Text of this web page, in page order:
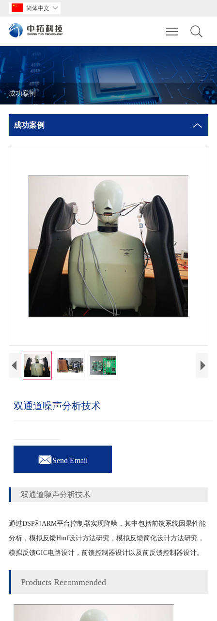
简体中文 
Toggle
成功案例
成功案例
双通道噪声分析技术
Send Email
双通道噪声分析技术
通过DSP和ARM平台控制器实现降噪，其中包括前馈系统因果性能
分析，模拟反馈Hinf设计方法研究，模拟反馈简化设计方法研究，
模拟反馈GIC电路设计，前馈控制器设计以及前反馈控制器设计。
Products Recommended